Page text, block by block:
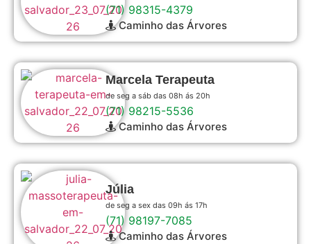
(71) 98315-4379
Caminho das Árvores
Marcela Terapeuta
de seg a sáb das 08h ás 20h
(71) 98215-5536
Caminho das Árvores
Júlia
de seg a sex das 09h ás 17h
(71) 98197-7085
Caminho das Árvores